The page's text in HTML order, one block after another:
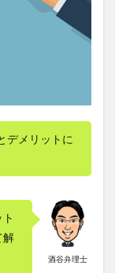
デメリットに
酒谷弁理士
解